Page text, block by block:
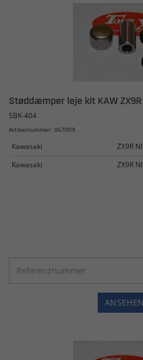
Støddæmper leje kit KAW
SBK-404
Artikelnummer: 067009
Kawasaki ZX9R
Kawasaki
ZX9R
ANSEHEN